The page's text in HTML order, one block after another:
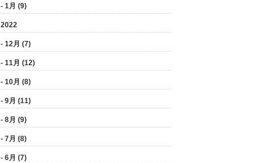
- 1月 (9)
2022
- 12月 (7)
- 11月 (12)
- 10月 (8)
- 9月 (11)
- 8月 (9)
- 7月 (8)
- 6月 (7)